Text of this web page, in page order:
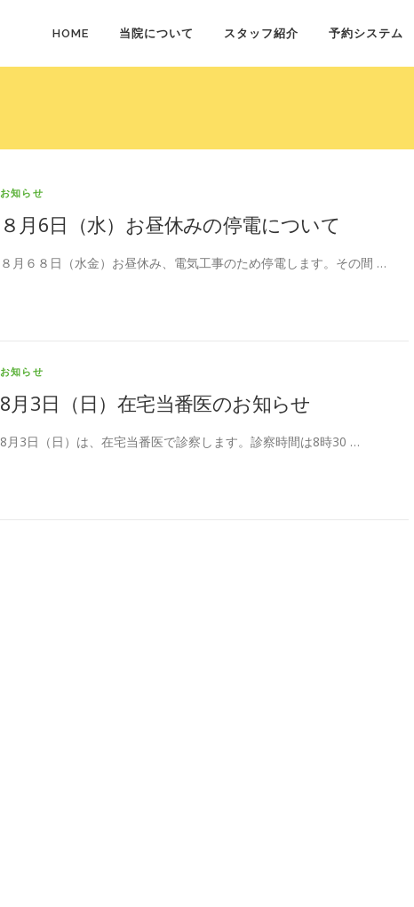
HOME 当院について スタッフ紹介 予約システム
お知らせ
８月6日（水）お昼休みの停電について
８月６８日（水金）お昼休み、電気工事のため停電します。その間 …
お知らせ
8月3日（日）在宅当番医のお知らせ
8月3日（日）は、在宅当番医で診察します。診察時間は8時30 …